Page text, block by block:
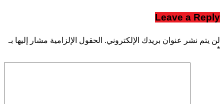
Leave a Reply
لن يتم نشر عنوان بريدك الإلكتروني. الحقول الإلزامية مشار إليها بـ
*